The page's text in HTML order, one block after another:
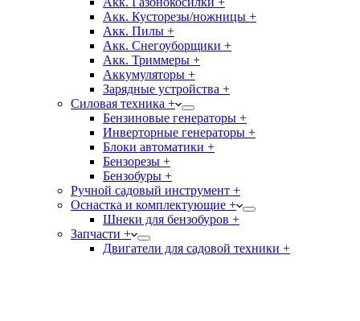
Акк. Кусторезы/ножницы +
Акк. Пилы +
Акк. Снегоуборщики +
Акк. Триммеры +
Аккумуляторы +
Зарядные устройства +
Силовая техника +
Бензиновые генераторы +
Инверторные генераторы +
Блоки автоматики +
Бензорезы +
Бензобуры +
Ручной садовый инструмент +
Оснастка и комплектующие +
Шнеки для бензобуров +
Запчасти +
Двигатели для садовой техники +